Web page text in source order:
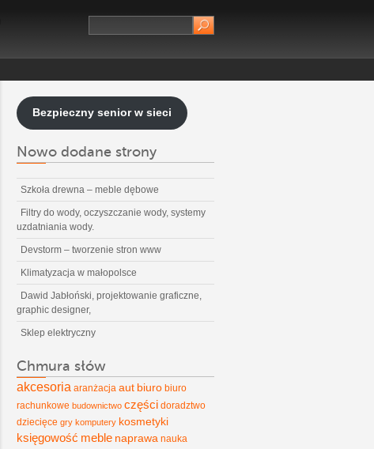
Bezpieczny senior w sieci
Nowo dodane strony
Szkoła drewna – meble dębowe
Filtry do wody, oczyszczanie wody, systemy
uzdatniania wody.
Devstorm – tworzenie stron www
Klimatyzacja w małopolsce
Dawid Jabłoński, projektowanie graficzne,
graphic designer,
Sklep elektryczny
Chmura słów
akcesoria aranżacja aut biuro biuro
rachunkowe budownictwo części doradztwo
dziecięce gry komputery kosmetyki
księgowość meble naprawa nauka